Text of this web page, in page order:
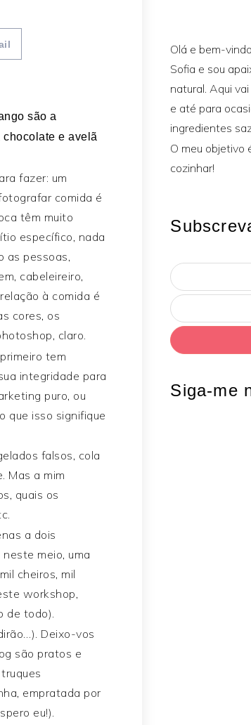
são a
e avelã
fazer: um
comida é
têm muito
específico, nada
as pessoas,
cabeleireiro,
à comida é
cores, os
claro.
tem
integridade para
puro, ou
que isso signifique
falsos, cola
Mas a mim
quais os
a dois
meio, uma
cheiros, mil
workshop,
de todo).
Deixo-vos
são pratos e
empratada por
eu!).
Olá e bem-
Sofia e sou
natural. Aqui
e até para
ingredientes
O meu objetivo
cozinhar!
Siga-me